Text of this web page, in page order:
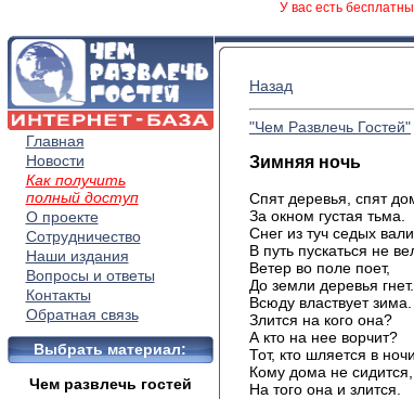
У вас есть
Главная
Новости
Как получить
полный доступ
О проекте
Сотрудничество
Наши издания
Вопросы и ответы
Контакты
Обратная связь
Выбрать материал:
Чем развлечь гостей
Назад
"Чем Развлечь Гостей"
Зимняя ночь
Спят деревья, спят
За окном густая тьма.
Снег из туч седых
В путь пускаться не
Ветер во поле поет,
До земли деревья гнет.
Всюду властвует зима.
Злится на кого она?
А кто на нее ворчит?
Тот, кто шляется в ночи.
Кому дома не сидится,
На того она и злится.